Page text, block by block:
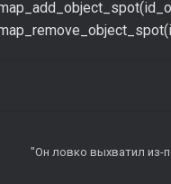
"Он ловко выхватил из-